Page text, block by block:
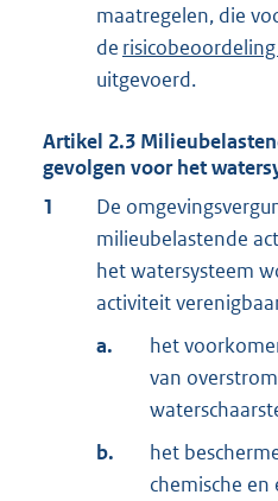
maatregelen, die
de
uitgevoerd.
Artikel 2.3
gevolgen voor het
1
De
milieubelastende
het watersysteem
activiteit
a.
het
van
b.
het
chemische